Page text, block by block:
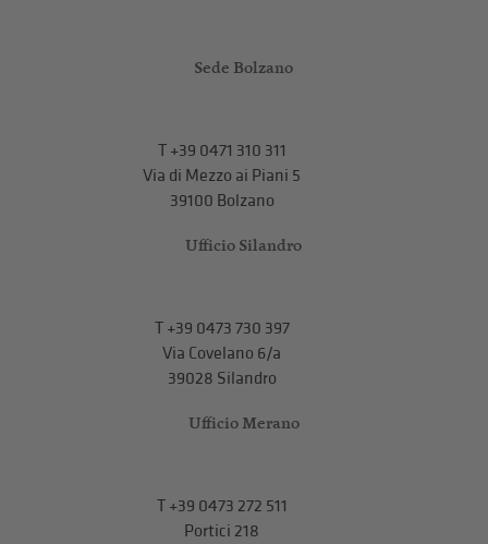
Sede Bolzano
T+39 0471 310 311
Via di Mezzo ai Piani 5
39100 Bolzano
Ufficio Silandro
T+39 0473 730 397
Via Covelano 6/a
39028 Silandro
Ufficio Merano
T+39 0473 272 511
Portici 218